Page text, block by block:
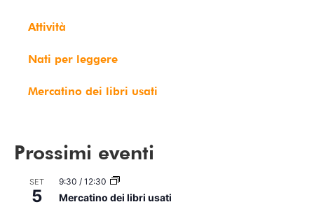
Attività
Nati per leggere
Mercatino dei libri usati
Prossimi eventi
SET
5
9:30 / 12:30
Mercatino dei libri usati